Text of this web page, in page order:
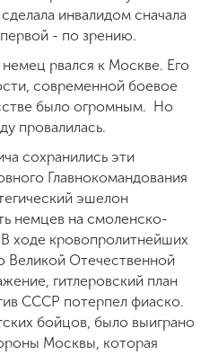
инвалидом сначала
- по зрению.
рвался к Москве. Его
современной боевое
было огромным. Но
провалилась.
сохранились эти
Главнокомандования
эшелон
немцев на смоленско-
ходе кровопролитнейших
Отечественной
гитлеровский план
СССР потерпел фиаско.
бойцов, было выиграно
Москвы, которая